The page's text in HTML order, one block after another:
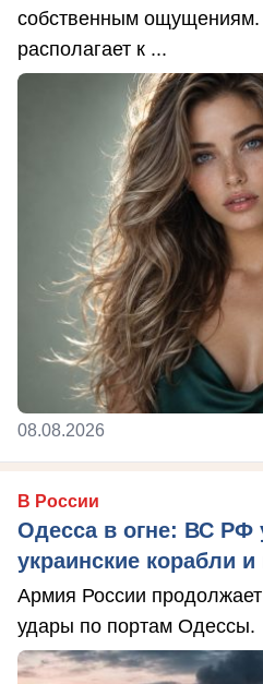
собственным
располагает к ...
08.08.2026
В России
Одесса в огне: ВС РФ
украинские корабли
Армия России
удары по портам Одессы.